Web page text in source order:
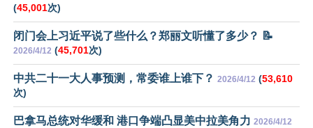
(45,001次)
闭门会上习近平说了些什么？郑丽文听懂了多少？ 📝
2026/4/12 (45,701次)
中共二十一大人事预测，常委谁上谁下？ 2026/4/12 (53,610
次)
巴拿马总统对华缓和 港口争端凸显美中拉美角力 2026/4/12